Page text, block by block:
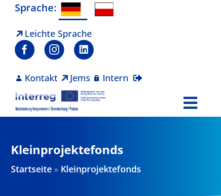
Zum
springen
Sprache:
Leichte Sprache
Kontakt Jems Intern
Projekte
Kleinprojektefonds
Startseite » Kleinprojektefonds